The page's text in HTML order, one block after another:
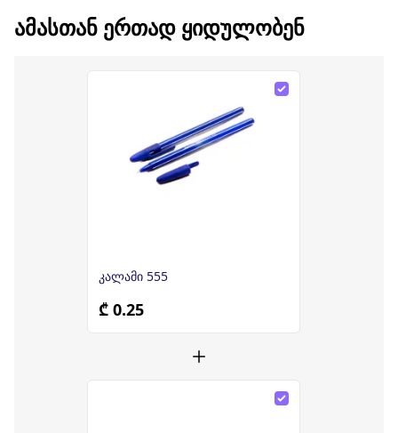
ᲐᲛᲐᲡᲗᲐᲜ ᲔᲠᲗᲐᲓ ᲧᲘᲓᲣᲚᲝᲑᲔᲜ
კალამი 555
₾ 0.25